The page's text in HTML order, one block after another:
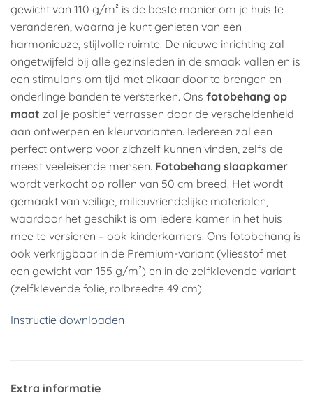
gewicht van 110 g/m² is de beste manier om je huis te
veranderen, waarna je kunt genieten van een
harmonieuze, stijlvolle ruimte. De nieuwe inrichting zal
ongetwijfeld bij alle gezinsleden in de smaak vallen en is
een stimulans om tijd met elkaar door te brengen en
onderlinge banden te versterken. Ons fotobehang op
maat zal je positief verrassen door de verscheidenheid
aan ontwerpen en kleurvarianten. Iedereen zal een
perfect ontwerp voor zichzelf kunnen vinden, zelfs de
meest veeleisende mensen. Fotobehang slaapkamer
wordt verkocht op rollen van 50 cm breed. Het wordt
gemaakt van veilige, milieuvriendelijke materialen,
waardoor het geschikt is om iedere kamer in het huis
mee te versieren – ook kinderkamers. Ons fotobehang is
ook verkrijgbaar in de Premium-variant (vliesstof met
een gewicht van 155 g/m²) en in de zelfklevende variant
(zelfklevende folie, rolbreedte 49 cm).
Instructie downloaden
Extra informatie